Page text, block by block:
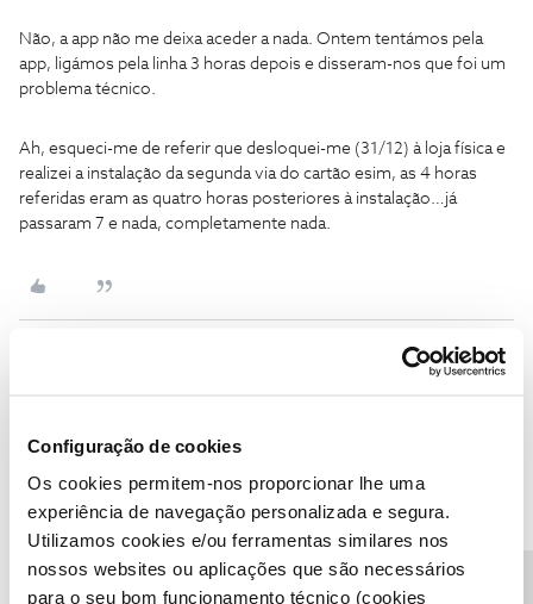
Configuração de cookies
Os cookies permitem-nos proporcionar lhe uma
experiência de navegação personalizada e segura.
Utilizamos cookies e/ou ferramentas similares nos
nossos websites ou aplicações que são necessários
para o seu bom funcionamento técnico (cookies
Não, a app não me deixa aceder a nada. Ontem tentámos pela
app, ligámos pela linha 3 horas depois e disseram-nos que foi um
problema técnico.
Ah, esqueci-me de referir que desloquei-me (31/12) à loja física e
realizei a instalação da segunda via do cartão esim, as 4 horas
referidas eram as quatro horas posteriores à instalação…já
passaram 7 e nada, completamente nada.
esquecem-se) demora 4 horas mais ou menos. Leu com o
telemovel o cartão QR?